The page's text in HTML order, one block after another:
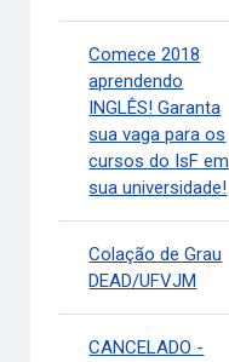
Comece 2018
aprendendo
INGLÊS! Garanta
sua vaga para os
cursos do IsF em
sua universidade!
Colação de Grau
DEAD/UFVJM
CANCELADO -